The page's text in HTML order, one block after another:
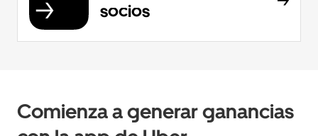
socios
Comienza a generar ganancias